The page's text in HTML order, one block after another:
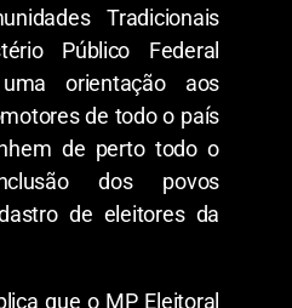
Tradicionais
Público Federal
orientação aos
de todo o país
de perto todo o
dos povos
de eleitores da
que o MP Eleitoral